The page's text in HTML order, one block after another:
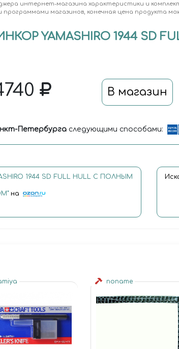
интернет-магазина характеристики и
программами магазинов, конечная цена продукта
YAMASHIRO 1944 SD
В магазин
Петербурга следующими способами:
1944 SD FULL HULL С ПОЛНЫМ
на
noname